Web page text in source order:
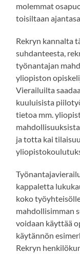
molemmat
toisiltaan
Rekryn kannalta
suhdanteesta,
työnantajan
yliopiston
Vierailuilta
kuuluisista
tietoa mm.
ja totta kai
kappaletta
koko
mahdollisimman
voidaan käyttää
käytännön
Rekryn